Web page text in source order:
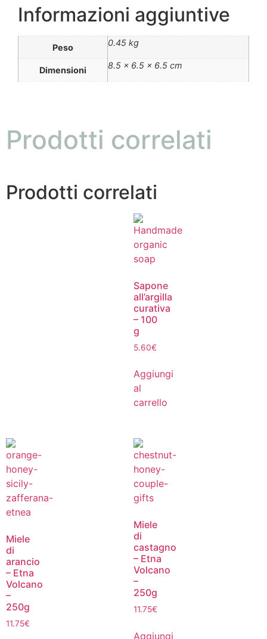
Informazioni aggiuntive
Peso 0.45 kg
Dimensioni 8.5 × 6.5 × 6.5 cm
Prodotti correlati
Prodotti correlati
Sapone
all’argilla
curativa
– 100
g
5.60€
Aggiungi
al
carrello
Miele
di
arancio
– Etna
Volcano
–
250g
11.75€
Miele
di
castagno
– Etna
Volcano
–
250g
11.75€
Aggiungi